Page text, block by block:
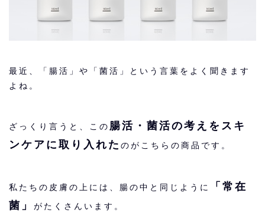
最近、「腸活」や「菌活」という言葉をよく聞きます
よね。
ざっくり言うと、この 腸活・菌活の考えをスキ
ンケアに取り入れた のがこちらの商品です。
私たちの皮膚の上には、腸の中と同じように
「常在
菌」
がたくさんいます。